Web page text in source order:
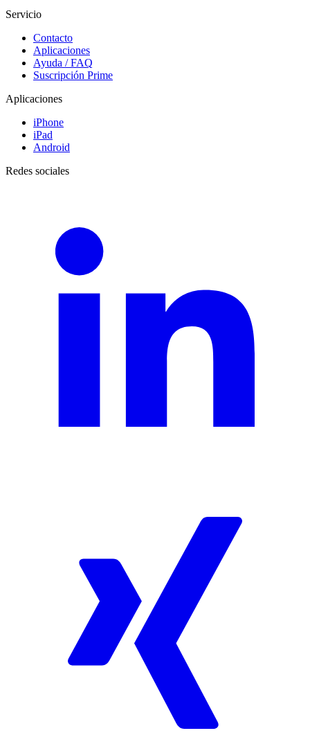
Servicio
Contacto
Aplicaciones
Ayuda / FAQ
Suscripción Prime
Aplicaciones
iPhone
iPad
Android
Redes sociales